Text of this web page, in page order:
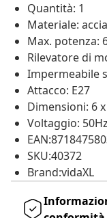
Quantità: 1
Materiale:
Max. potenza:
Rilevatore di
Impermeabile
Attacco: E27
Dimensioni: 6
Voltaggio:
SKU:40372
Brand:vidaXL